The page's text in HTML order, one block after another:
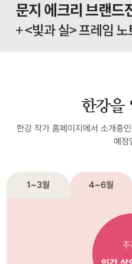
한강을
한강 작가 홈페이지에서 소개중
예정
1~3월 4~6월
과거가 현재를 도울 수 있는가
어떻게 이제야 이것을 발견했
오래전부터 이렇게 바람과 햇
정말 헤어진 건 아니야, 아직은.
나는 나 자신의 불안전함을 사